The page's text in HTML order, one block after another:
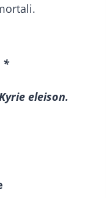
*
eleison.